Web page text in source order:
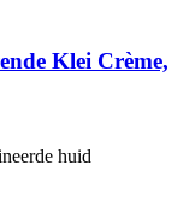
Klei Crème,
huid